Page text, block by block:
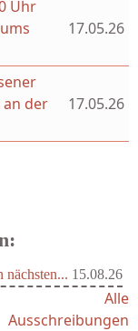
Uhr
17.05.26
der
17.05.26
nächsten... 15.08.26
Alle
Ausschreibungen